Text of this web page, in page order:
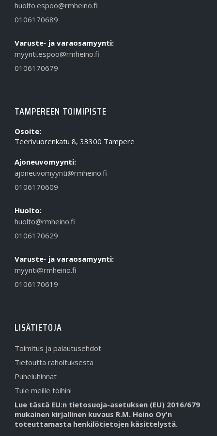
huolto.espoo@rmheino.fi
0106170689
Varuste- ja varaosamyynti:
myynti.espoo@rmheino.fi
0106170679
TAMPEREEN TOIMIPISTE
Osoite:
Teerivuorenkatu 8, 33300 Tampere
Ajoneuvomyynti:
ajoneuvomyynti@rmheino.fi
0106170609
Huolto:
huolto@rmheino.fi
0106170629
Varuste- ja varaosamyynti:
myynti@rmheino.fi
0106170619
LISÄTIETOJA
Toimitus ja palautusehdot
Tietoutta rahoituksesta
Puheluhinnat
Tule meille töihin!
Lue tästä EU:n tietosuoja-asetuksen (EU) 2016/679
mukainen kirjallinen kuvaus R.M. Heino Oy'n
toteuttamasta henkilötietojen käsittelystä.